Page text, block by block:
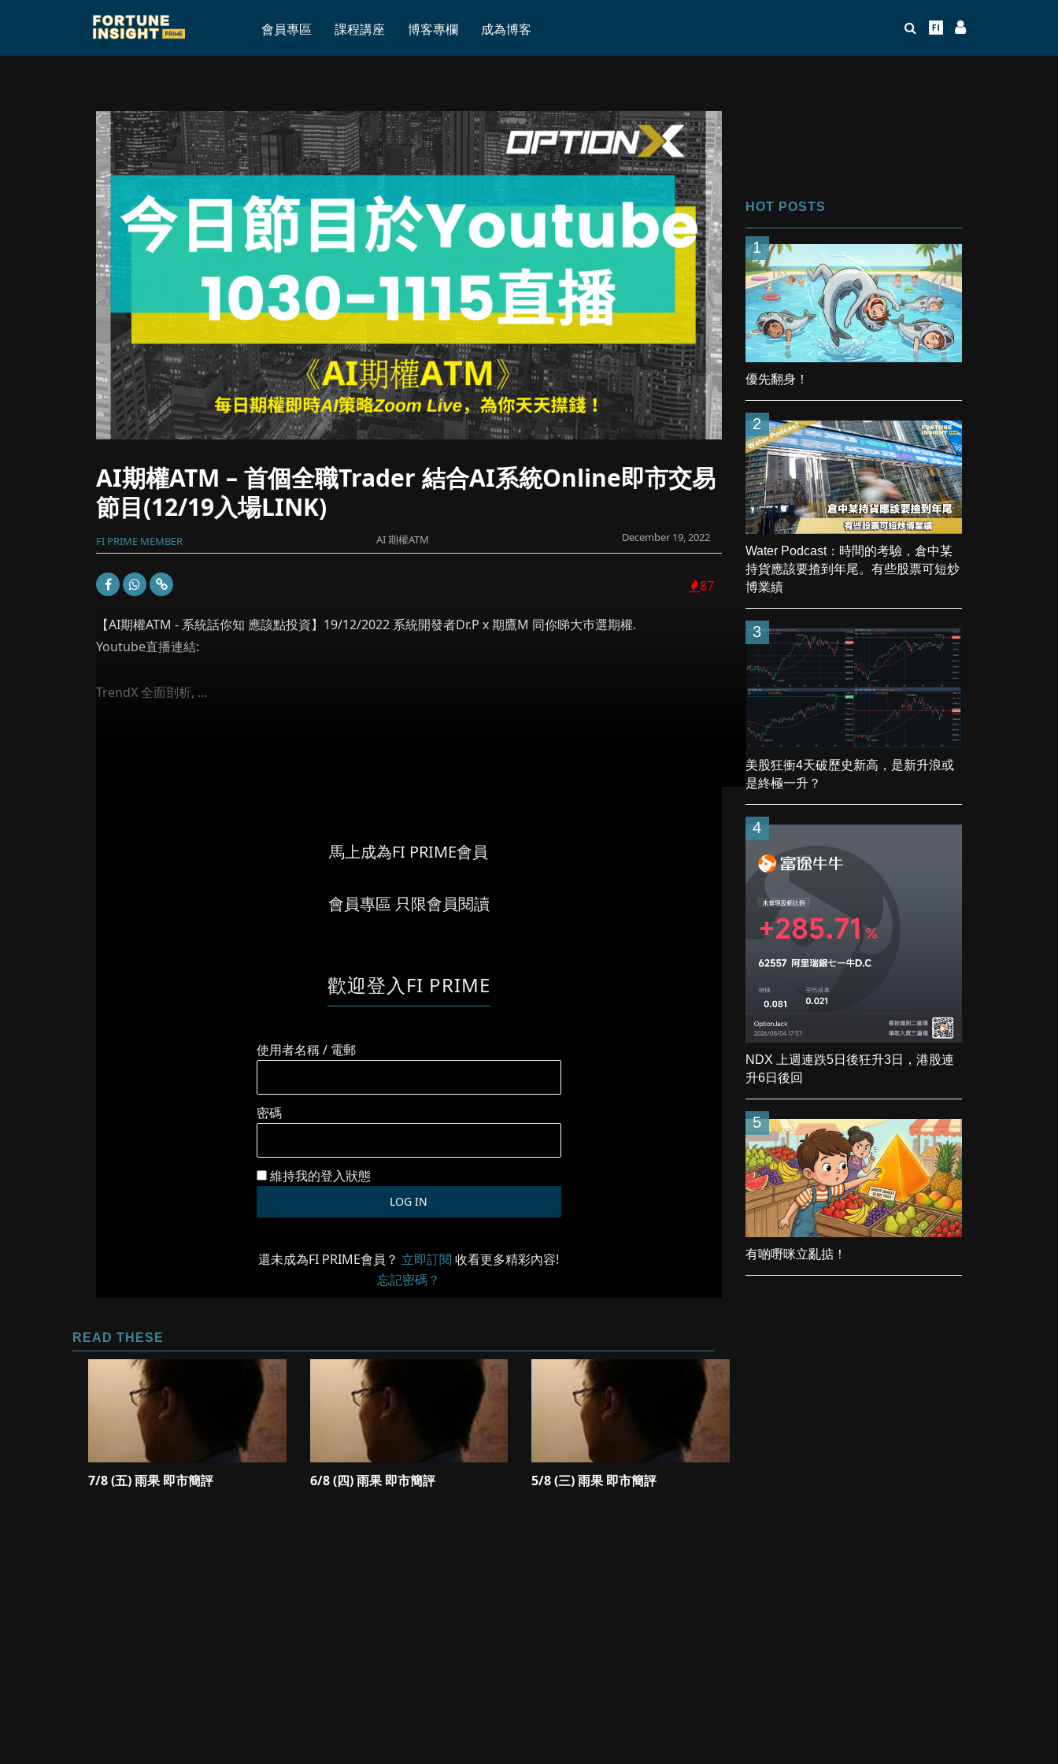
會員專區 課程講座 博客專欄 成為博客
AI期權ATM – 首個全職Trader 結合AI系統Online即市交易節目(12/19入場LINK)
AI期權ATM – 首個全職Trader 結合AI系統Online即市交易
節目(12/19入場LINK)
FI PRIME MEMBER AI 期權ATM December 19, 2022
87
【AI期權ATM - 系統話你知 應該點投資】19/12/2022 系統開發者Dr.P x 期鷹M 同你睇大巿選期權.
Youtube直播連結:
TrendX 全面剖析, ...
馬上成為FI PRIME會員
會員專區 只限會員閱讀
歡迎登入FI PRIME
使用者名稱 / 電郵
密碼
維持我的登入狀態
還未成為FI PRIME會員？ 立即訂閱 收看更多精彩內容!
忘記密碼？
READ THESE
7/8 (五) 雨果 即市簡評 6/8 (四) 雨果 即市簡評 5/8 (三) 雨果 即市簡評
HOT POSTS
1
優先翻身！
2
Water Podcast：時間的考驗，倉中某
持貨應該要揸到年尾。有些股票可短炒
博業績
3
美股狂衝4天破歷史新高，是新升浪或
是終極一升？
4
NDX 上週連跌5日後狂升3日，港股連
升6日後回
5
有啲嘢咪立亂掂！